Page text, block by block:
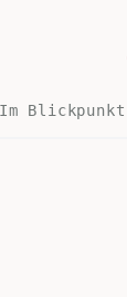
Im Blickpunkt